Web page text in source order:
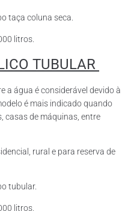
taça coluna seca.
litros.
TUBULAR
a água é considerável devido à
é mais indicado quando
casas de máquinas, entre
rural e para reserva de
tubular.
litros.